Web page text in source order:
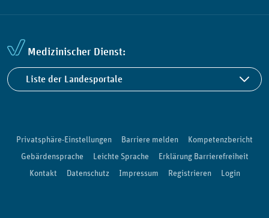
Medizinischer Dienst:
Liste der Landesportale
Privatsphäre-Einstellungen Barriere melden
Kompetenzbericht
Gebärdensprache
Leichte Sprache
Erklärung Barrierefreiheit
Kontakt
Datenschutz Impressum Registrieren Login